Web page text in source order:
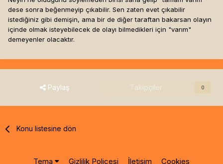
dese sonra beğenmeyip çıkabilir. Sen zaten evet çıkabilir
istediğiniz gibi demişin, ama bir de diğer taraftan bakarsan olayın
içinde olmak isteyebilecek de olayı bilmedikleri için "varım"
demeyenler olacaktır.
Paylaş Takipçiler 0
Konu listesine dön
Tema Gizlilik Poliçesi İletişim Cookies